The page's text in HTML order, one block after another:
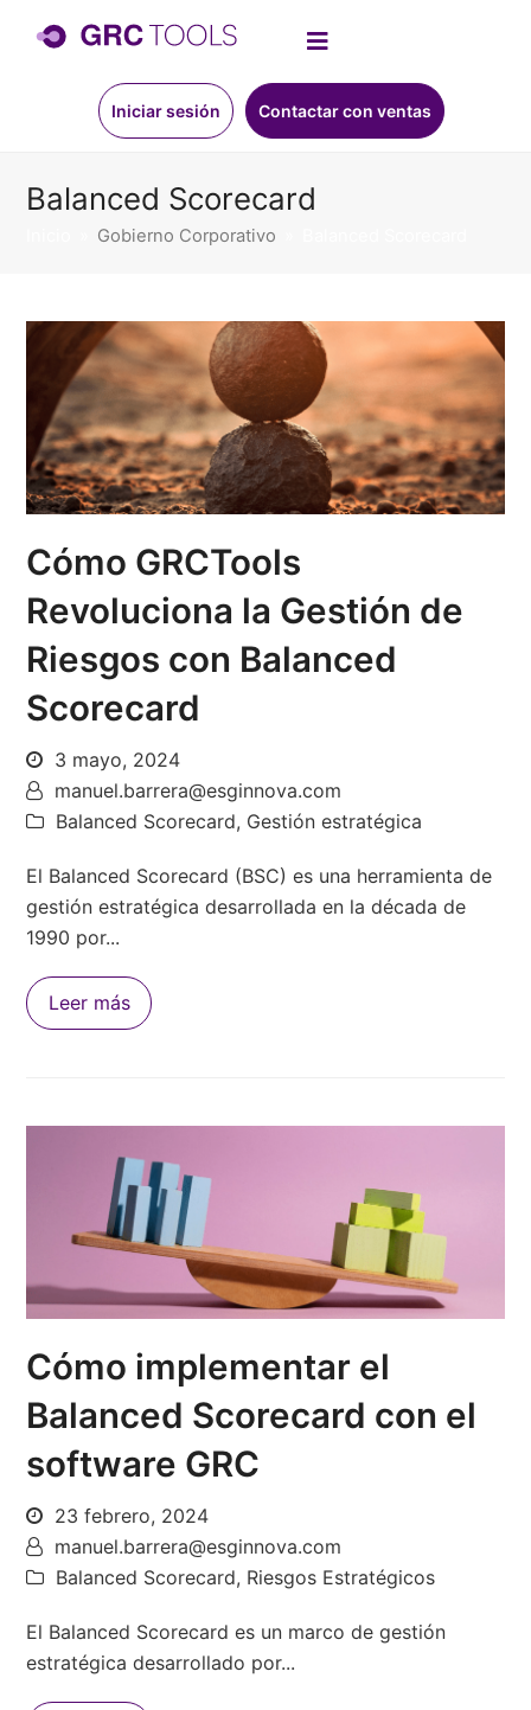
Iniciar sesión Contactar con ventas
Balanced Scorecard
Gobierno Corporativo
Cómo GRCTools
Revoluciona la Gestión de
Riesgos con Balanced
Scorecard
3 mayo, 2024
manuel.barrera@esginnova.com
Balanced Scorecard, Gestión estratégica
El Balanced Scorecard (BSC) es una herramienta de
gestión estratégica desarrollada en la década de
1990 por...
Leer más
Cómo implementar el
Balanced Scorecard con el
software GRC
23 febrero, 2024
manuel.barrera@esginnova.com
Balanced Scorecard, Riesgos Estratégicos
El Balanced Scorecard es un marco de gestión
estratégica desarrollado por...